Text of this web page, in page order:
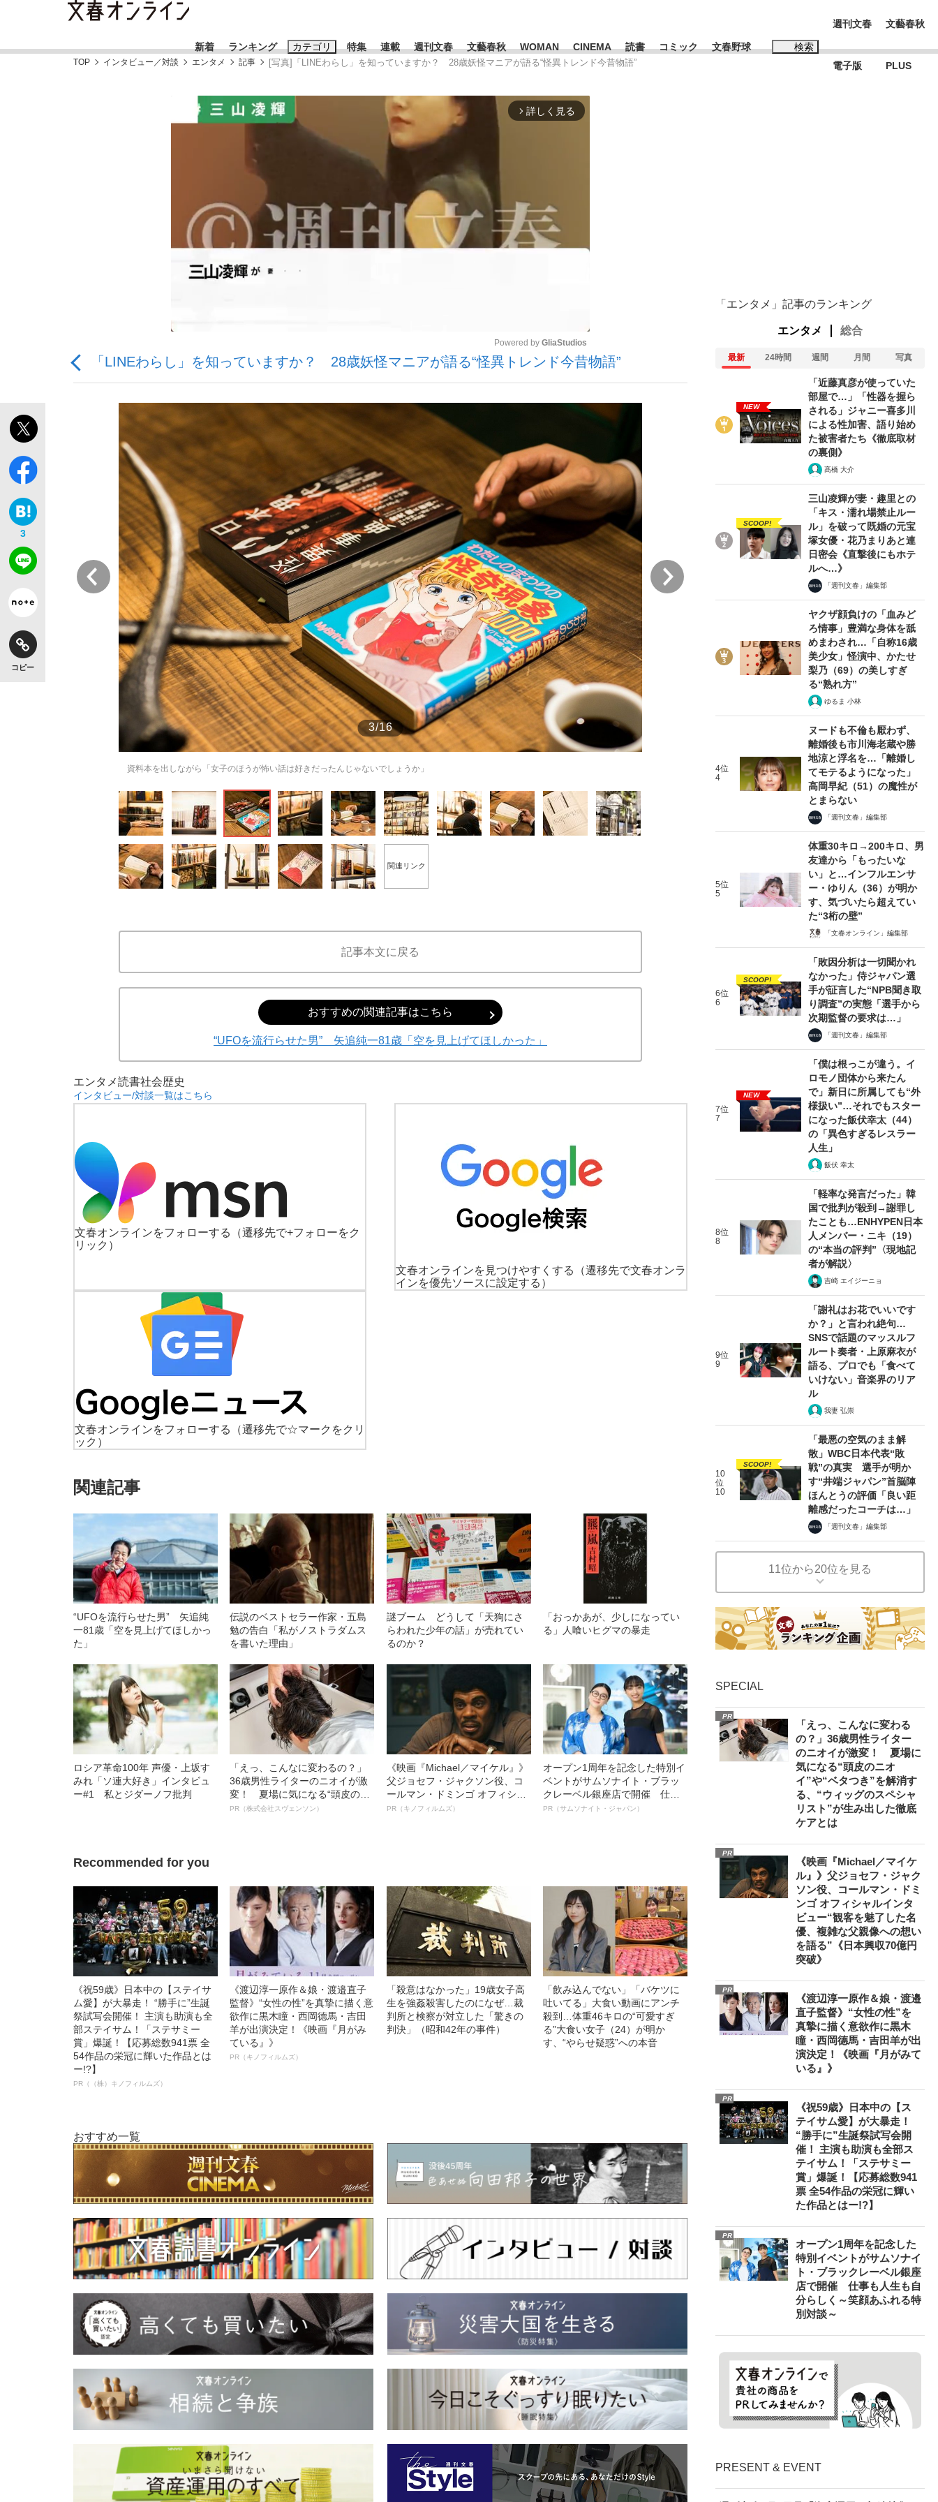
新着 ランキング カテゴリ
「90%は失敗する。でも…」本田圭佑が初めて明かした日本代表監督に...
「敗因分析は一切聞かれなかった」侍ジャパン選手が証言した“NPB聞... 「クマが悪者扱いされているのが悲しい」『北の国から』倉本聰氏（91...
「目標達成できなかったからと言って…」サッカー日本代表・森保一監督...
もっと見る
特集
キングの誕生を、目撃せよ。
いまさら聞けない資産運用のすべて
the Style
もっと見る
連載 週刊文春 文藝春秋 WOMAN CINEMA 読書 コミック 文春野球 検索
おすすめのキーワードタグ一覧
#高市早苗 #森岡毅
週刊文春
電子版
文藝春秋
PLUS
TOP インタビュー／対談 エンタメ 記事 [写真]「LINEわらし」を知っていますか？ 28歳妖怪マニアが語る“怪異トレンド今昔物語”
arrow_forward_ios 詳しく見る
Mute
Powered by GliaStudios
「LINEわらし」を知っていますか？ 28歳妖怪マニアが語る“怪異トレンド今昔物語”
3
コピー
3/16
資料本を出しながら「女子のほうが怖い話は好きだったんじゃないでしょうか」
前
関連リンク
記事本文に戻る
おすすめの関連記事はこちら
“UFOを流行らせた男” 矢追純一81歳「空を見上げてほしかった」
エンタメ読書社会歴史
インタビュー/対談一覧はこちら
文春オンラインをフォローする
（遷移先で+フォローをク
リック）
文春オンラインを見つけやすくする
（遷移先で文春オンラ
インを優先ソースに設定する）
文春オンラインをフォローする
（遷移先で☆マークをクリ
ック）
関連記事
“UFOを流行らせた男” 矢追純
一81歳「空を見上げてほしかっ
た」
伝説のベストセラー作家・五島
勉の告白「私がノストラダムス
を書いた理由」
謎ブーム どうして「天狗にさ
らわれた少年の話」が売れてい
るのか？
「おっかあが、少しになってい
る」人喰いヒグマの暴走
ロシア革命100年 声優・上坂す
みれ「ソ連大好き」インタビュ
ー#1 私とジダーノフ批判
「えっ、こんなに変わるの？」
36歳男性ライターのニオイが激
変！ 夏場に気になる“頭皮のニ
オイ”や“ベタつき”を解消す
PR（株式会社スヴェンソン）
《映画『Michael／マイケル』》
父ジョセフ・ジャクソン役、コ
ールマン・ドミンゴ オフィシャ
ルインタビュー“観客を魅了した
PR（キノフィルムズ）
オープン1周年を記念した特別イ
ベントがサムソナイト・ブラッ
クレーベル銀座店で開催 仕事
も人生も自分らしく～笑顔あふ
PR（サムソナイト・ジャパン）
Recommended for you
《祝59歳》日本中の【ステイサ
ム愛】が大暴走！ “勝手に”生誕
祭試写会開催！ 主演も助演も全
部ステイサム！「ステサミー
賞」爆誕！【応募総数941票 全
54作品の栄冠に輝いた作品とは
ー!?】
PR（（株）キノフィルムズ）
《渡辺淳一原作＆娘・渡邉直子
監督》“女性の性”を真摯に描く意
欲作に黒木瞳・西岡德馬・吉田
羊が出演決定！《映画『月がみ
ている』》
PR（キノフィルムズ）
「殺意はなかった」19歳女子高
生を強姦殺害したのになぜ…裁
判所と検察が対立した「驚きの
判決」（昭和42年の事件）
「飲み込んでない」「バケツに
吐いてる」大食い動画にアンチ
殺到…体重46キロの“可愛すぎ
る”大食い女子（24）が明か
す、“やらせ疑惑”への本音
おすすめ一覧
「エンタメ」記事のランキング
エンタメ 総合
最新 24時間 週間 月間 写真
NEW
「近藤真彦が使っていた
部屋で…」「性器を握ら
される」ジャニー喜多川
による性加害、語り始め
た被害者たち《徹底取材
の裏側》
髙橋 大介
SCOOP!
三山凌輝が妻・趣里との
「キス・濡れ場禁止ルー
ル」を破って既婚の元宝
塚女優・花乃まりあと連
日密会《直撃後にもホテ
ルへ…》
「週刊文春」編集部
ヤクザ顔負けの「血みど
ろ情事」豊満な身体を舐
めまわされ…「自称16歳
美少女」怪演中、かたせ
梨乃（69）の美しすぎ
る“熟れ方”
ゆるま 小林
4位
4
ヌードも不倫も厭わず、
離婚後も市川海老蔵や勝
地涼と浮名を…「離婚し
てモテるようになった」
高岡早紀（51）の魔性が
とまらない
「週刊文春」編集部
5位
5
体重30キロ→200キロ、男
友達から「もったいな
い」と…インフルエンサ
ー・ゆりん（36）が明か
す、気づいたら超えてい
た“3桁の壁”
「文春オンライン」編集部
6位
6
SCOOP!
「敗因分析は一切聞かれ
なかった」侍ジャパン選
手が証言した“NPB聞き取
り調査”の実態「選手から
次期監督の要求は…」
「週刊文春」編集部
7位
7
NEW
「僕は根っこが違う。イ
ロモノ団体から来たん
で」新日に所属しても“外
様扱い”…それでもスター
になった飯伏幸太（44）
の「異色すぎるレスラー
人生」
飯伏 幸太
8位
8
「軽率な発言だった」韓
国で批判が殺到→謝罪し
たことも…ENHYPEN日本
人メンバー・ニキ（19）
の“本当の評判”〈現地記
者が解説〉
吉崎 エイジーニョ
9位
9
「謝礼はお花でいいです
か？」と言われ絶句…
SNSで話題のマッスルフ
ルート奏者・上原麻衣が
語る、プロでも「食べて
いけない」音楽界のリア
ル
我妻 弘崇
10
位
10
SCOOP!
「最悪の空気のまま解
散」WBC日本代表“敗
戦”の真実 選手が明か
す“井端ジャパン”首脳陣
ほんとうの評価「良い距
離感だったコーチは…」
「週刊文春」編集部
11位から20位を見る
SPECIAL
PR
「えっ、こんなに変わる
の？」36歳男性ライター
のニオイが激変！ 夏場に
気になる“頭皮のニオ
イ”や“ベタつき”を解消す
る、“ウィッグのスペシャ
リスト”が生み出した徹底
ケアとは
PR
《映画『Michael／マイケ
ル』》父ジョセフ・ジャク
ソン役、コールマン・ドミ
ンゴ オフィシャルインタ
ビュー“観客を魅了した名
優、複雑な父親像への想い
を語る”《日本興収70億円
突破》
PR
《渡辺淳一原作＆娘・渡邉
直子監督》“女性の性”を
真摯に描く意欲作に黒木
瞳・西岡德馬・吉田羊が出
演決定！《映画『月がみて
いる』》
PR
《祝59歳》日本中の【ス
テイサム愛】が大暴走！
“勝手に”生誕祭試写会開
催！ 主演も助演も全部ス
テイサム！「ステサミー
賞」爆誕！【応募総数941
票 全54作品の栄冠に輝い
た作品とはー!?】
PR
オープン1周年を記念した
特別イベントがサムソナイ
ト・ブラックレーベル銀座
店で開催 仕事も人生も自
分らしく～笑顔あふれる特
別対談～
PRESENT & EVENT